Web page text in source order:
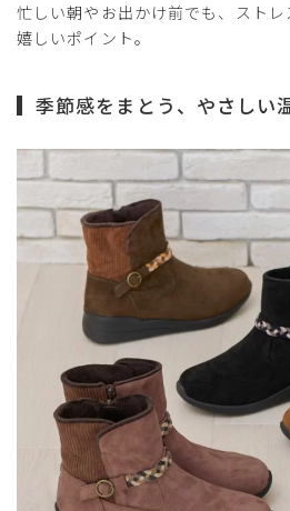
忙しい朝やお出かけ前でも、スト
嬉しいポイント。
季節感をまとう、やさしい